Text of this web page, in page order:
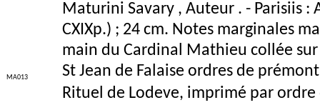
MA013
Maturini Savary , Auteur . - Parisiis :
CXIXp.) ; 24 cm. Notes marginales
main du Cardinal Mathieu collée
St Jean de Falaise ordres de
Rituel de Lodeve, imprimé par